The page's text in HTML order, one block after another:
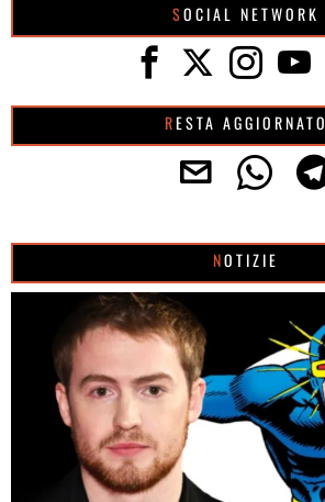
SOCIAL NETWORK
RESTA AGGIORNATO
NOTIZIE